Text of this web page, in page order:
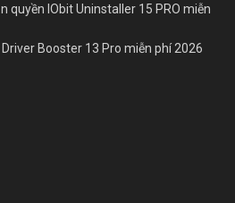
quyền IObit Uninstaller 15 PRO miễn
Booster 13 Pro miễn phí 2026